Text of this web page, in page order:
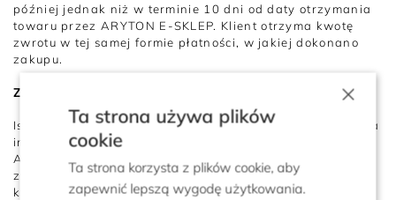
później jednak niż w terminie 10 dni od daty otrzymania
towaru przez ARYTON E-SKLEP. Klient otrzyma kwotę
zwrotu w tej samej formie płatności, w jakiej dokonano
zakupu.
Zwroty w salonie stacjonarnym
Istnieje również możliwość dokonania zwrotu zamówienia
internetowego w salonach stacjonarnych PATRIZIA
ARYTON. Sklepy stacjonarne nie dokonują jednak
zwrotów płatności. Pełna lista salonów stacjonarnych, w
których można dokonać zwrotu, dostępna jest
×
Ta strona używa plików
cookie
Ta strona korzysta z plików cookie, aby
zapewnić lepszą wygodę użytkowania.